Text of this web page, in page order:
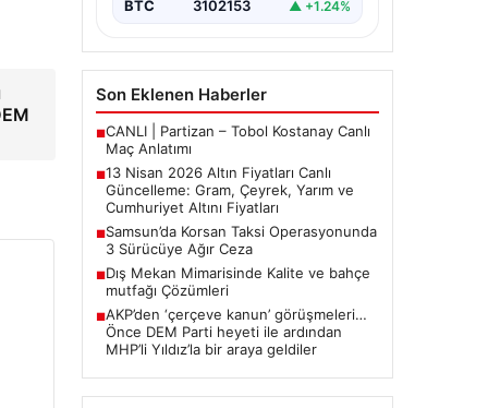
arasında yürütülen barış
BTC 3102153 ▲ +1.24%
Son Eklenen Haberler
■CANLI | Partizan – Tobol Kostanay Canlı
Maç Anlatımı
■13 Nisan 2026 Altın Fiyatları Canlı
Güncelleme: Gram, Çeyrek, Yarım ve
Cumhuriyet Altını Fiyatları
■Samsun’da Korsan Taksi Operasyonunda
3 Sürücüye Ağır Ceza
■Dış Mekan Mimarisinde Kalite ve bahçe
mutfağı Çözümleri
■AKP’den ‘çerçeve kanun’ görüşmeleri…
Önce DEM Parti heyeti ile ardından
MHP’li Yıldız’la bir araya geldiler